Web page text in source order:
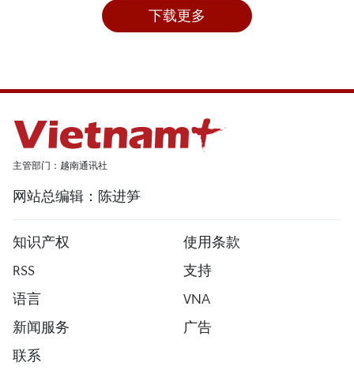
下载更多
主管部门：越南通讯社
网站总编辑：陈进笋
知识产权
使用条款
RSS
支持
语言
VNA
新闻服务
广告
联系